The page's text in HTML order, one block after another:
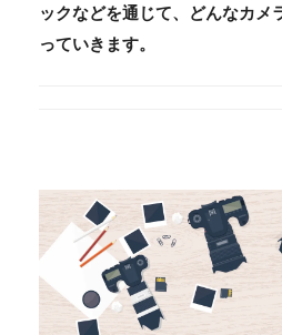
ックなどを通じて、どんなカメ
っていきます。